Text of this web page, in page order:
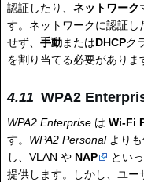
認証したり、 ネットワーク
す。ネットワークに認証
せず、 手動またはDHCPク
を割り当てる必要がありま
WPA2
WPA2 Enterprise は Wi-Fi
す。 WPA2 Personalよりも
し、VLAN や NAP
とい
提供します。しかし、ユー